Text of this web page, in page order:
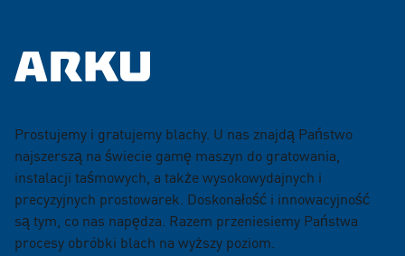
Prostujemy i gratujemy blachy. U nas znajdą Państwo
najszerszą na świecie gamę maszyn do gratowania,
instalacji taśmowych, a także wysokowydajnych i
precyzyjnych prostowarek. Doskonałość i innowacyjność
są tym, co nas napędza. Razem przeniesiemy Państwa
procesy obróbki blach na wyższy poziom.